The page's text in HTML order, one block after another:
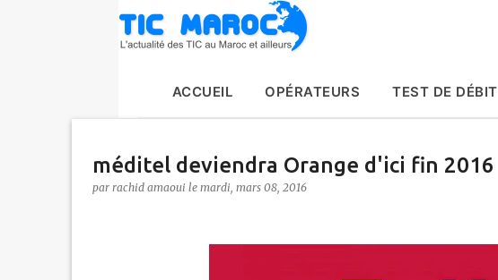
ACCUEIL OPÉRATEURS TEST DE DÉBIT
méditel deviendra Orange d'ici fin 2016
par rachid amaoui le mardi, mars 08, 2016